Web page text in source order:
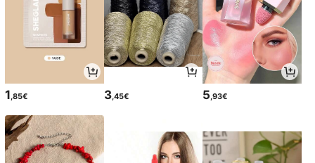
1 ,85€ 3,45€ 5 ,93€